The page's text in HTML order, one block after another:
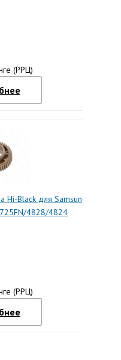
(РРЦ)
Hi-Black для Samsung
4828/4824
(РРЦ)